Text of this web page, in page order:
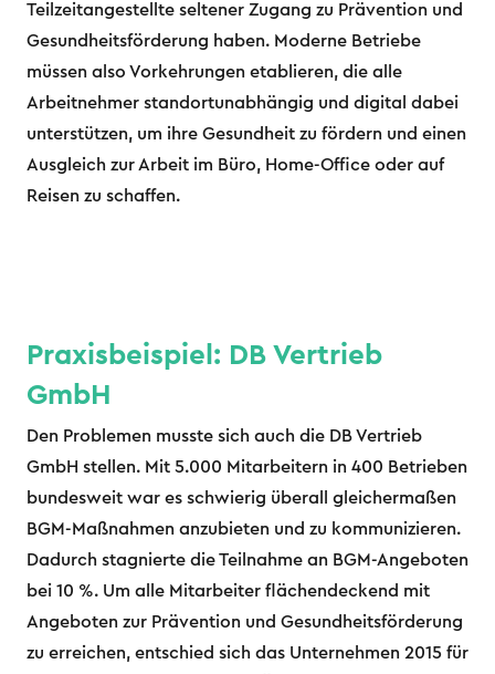
Teilzeitangestellte seltener Zugang zu Prävention und
Gesundheitsförderung haben. Moderne Betriebe
müssen also Vorkehrungen etablieren, die alle
Arbeitnehmer standortunabhängig und digital dabei
unterstützen, um ihre Gesundheit zu fördern und einen
Ausgleich zur Arbeit im Büro, Home-Office oder auf
Reisen zu schaffen.
Praxisbeispiel: DB Vertrieb
GmbH
Den Problemen musste sich auch die DB Vertrieb
GmbH stellen. Mit 5.000 Mitarbeitern in 400 Betrieben
bundesweit war es schwierig überall gleichermaßen
BGM-Maßnahmen anzubieten und zu kommunizieren.
Dadurch stagnierte die Teilnahme an BGM-Angeboten
bei 10 %. Um alle Mitarbeiter flächendeckend mit
Angeboten zur Prävention und Gesundheitsförderung
zu erreichen, entschied sich das Unternehmen 2015 für